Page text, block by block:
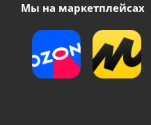
Мы на маркетплейсах